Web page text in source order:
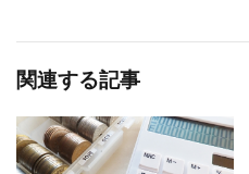
関連する記事